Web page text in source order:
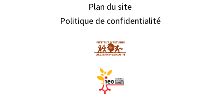
Plan du site
Politique de confidentialité